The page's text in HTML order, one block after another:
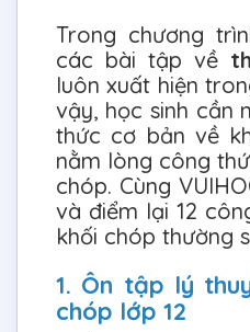
Trong chương
các bài tập về
luôn xuất hiện
vậy, học sinh cần
thức cơ bản về
nằm lòng công
chóp. Cùng
và điểm lại 12
khối chóp thường
1. Ôn tập lý
chóp lớp 12